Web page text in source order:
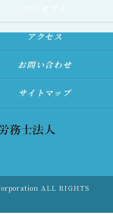
アクセス
お問い合わせ
サイトマップ
ALL RIGHTS